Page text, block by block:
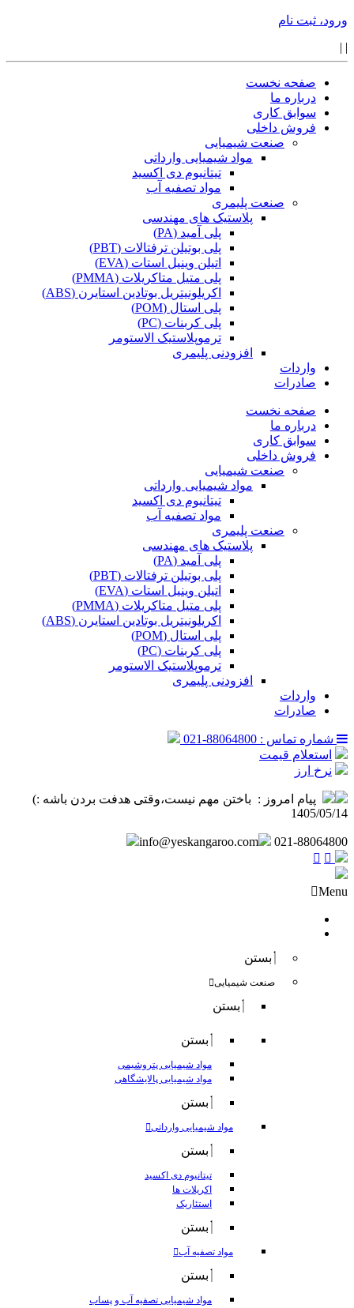
ورود، ثبت نام
|
|
صفحه نخست
درباره ما
سوابق کاری
فروش داخلی
صنعت شیمیایی
مواد شیمیایی وارداتی
تیتانیوم دی اکسید
مواد تصفیه آب
صنعت پلیمری
پلاستیک های مهندسی
پلی آمید (PA)
پلی بوتیلن ترفتالات (PBT)
اتیلن وینیل استات (EVA)
پلی متیل متاکریلات (PMMA)
اکریلونیتریل بوتادین استایرن (ABS)
پلی استال (POM)
پلی کربنات (PC)
ترموپلاستیک الاستومر
افزودنی پلیمری
واردات
صادرات
صفحه نخست
درباره ما
سوابق کاری
فروش داخلی
صنعت شیمیایی
مواد شیمیایی وارداتی
تیتانیوم دی اکسید
مواد تصفیه آب
صنعت پلیمری
پلاستیک های مهندسی
پلی آمید (PA)
پلی بوتیلن ترفتالات (PBT)
اتیلن وینیل استات (EVA)
پلی متیل متاکریلات (PMMA)
اکریلونیتریل بوتادین استایرن (ABS)
پلی استال (POM)
پلی کربنات (PC)
ترموپلاستیک الاستومر
افزودنی پلیمری
واردات
صادرات
شماره تماس : 88064800-021
استعلام قیمت
نرخ ارز
پیام امروز : ‌ باختن مهم نیست،وقتی هدفت بردن باشه :) ️
1405/05/14
info@yeskangaroo.com 021-88064800
Menu
بستن
صنعت شیمیایی
بستن
بستن
مواد شیمیایی پتروشیمی
مواد شیمیایی پالایشگاهی
بستن
مواد شیمیایی وارداتی
بستن
تیتانیوم دی اکسید
اکریلات ها
استئاریک
بستن
مواد تصفیه آب
بستن
مواد شیمیایی تصفیه آب و پساب